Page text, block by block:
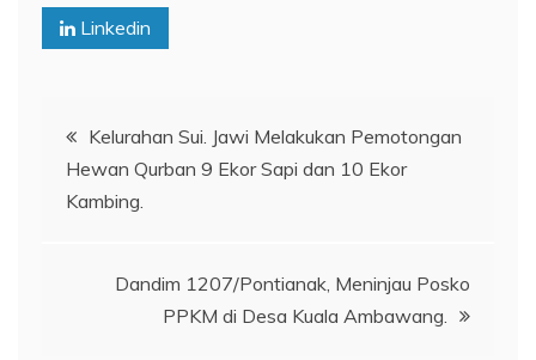
Linkedin
Navigasi
pos
Kelurahan Sui. Jawi Melakukan Pemotongan
Hewan Qurban 9 Ekor Sapi dan 10 Ekor
Kambing.
Dandim 1207/Pontianak, Meninjau Posko
PPKM di Desa Kuala Ambawang.